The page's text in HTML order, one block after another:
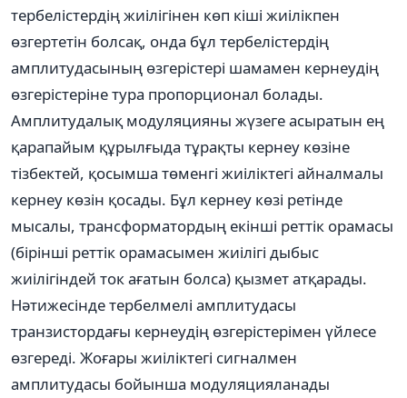
тербелістердің жиілігінен көп кіші жиілікпен
өзгертетін болсақ, онда бұл тербелістердің
амплитудасының өзгерістері шамамен кернеудің
өзгерістеріне тура пропорционал болады.
Амплитудалық модуляцияны жүзеге асыратын ең
қарапайым құрылғыда тұрақты кернеу көзіне
тізбектей, қосымша төменгі жиіліктегі айналмалы
кернеу көзін қосады. Бұл кернеу көзі ретінде
мысалы, трансформатордың екінші реттік орамасы
(бірінші реттік орамасымен жиілігі дыбыс
жиілігіндей ток ағатын болса) қызмет атқарады.
Нәтижесінде тербелмелі амплитудасы
транзистордағы кернеудің өзгерістерімен үйлесе
өзгереді. Жоғары жиіліктегі сигналмен
амплитудасы бойынша модуляцияланады